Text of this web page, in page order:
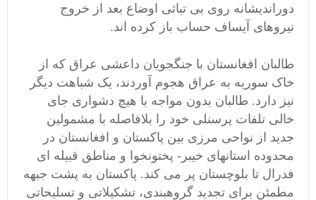
دوراندیشانه روی بی تباثی اوضاع بعد از خروج
نیروهای آیساف حساب باز کرده اند.
طالبان افغانستان با جنگجویان داعشی عراق که از
خاک سوریه به عراق هجوم آوردند، یک شباهت دیگر
نیز دارد. طالبان بدون مواجه با هیچ دشواری جای
خالی تلفات پرسنلی خود را بلافاصله با مشمولین
جدید از نواحی مرزی بین پاکستان و افغانستان در
محدوده استانهای خیبر- پختونخوا و مناطق قبیله ای
فدرال تا بلوچستان پر می کند. پاکستان به پشت جبهه
مطمئن برای تجدید گروهبندی، تشکیلاتی و تسلیحاتی